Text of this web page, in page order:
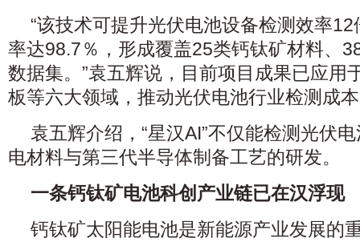
“该技术可提升光伏电池设备检测效率
率达98.7％，形成覆盖25类钙钛矿材料、
数据集。”袁五辉说，目前项目成果已应用
板等六大领域，推动光伏电池行业检测成
袁五辉介绍，“星汉AI”不仅能检测光伏
电材料与第三代半导体制备工艺的研发。
一条钙钛矿电池科创产业链已在汉浮现
钙钛矿太阳能电池是新能源产业发展的